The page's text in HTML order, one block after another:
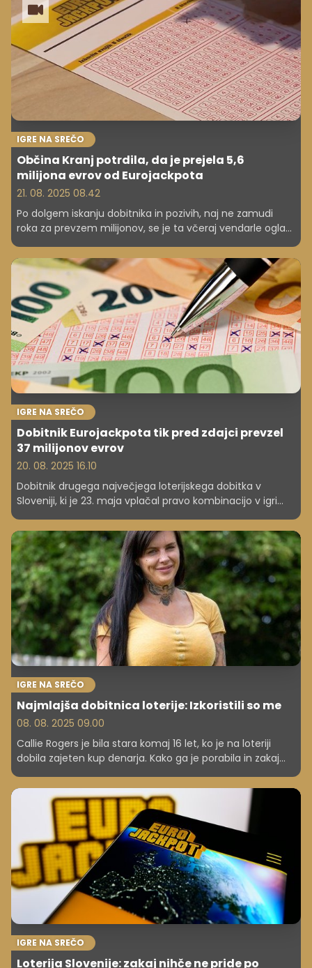
IGRE NA SREČO
Občina Kranj potrdila, da je prejela 5,6
milijona evrov od Eurojackpota
21. 08. 2025 08.42
Po dolgem iskanju dobitnika in pozivih, naj ne zamudi
roka za prevzem milijonov, se je ta včeraj vendarle oglasil
in sedaj je jasno, da ima stalno prebivališče v Kranju.
IGRE NA SREČO
Dobitnik Eurojackpota tik pred zdajci prevzel
37 milijonov evrov
20. 08. 2025 16.10
Dobitnik drugega največjega loterijskega dobitka v
Sloveniji, ki je 23. maja vplačal pravo kombinacijo v igri
Eurojackpot, je tik pred iztekom 90-dnevnega roka
prevzel 37,3 milijona evrov. Po plačilu davka je bogatejši
za 31,7 milijona evrov, občina njegovega stalnega
prebivališča pa za 5,6 milijona evrov, so sporočili iz
Loterije Slovenije.
IGRE NA SREČO
Najmlajša dobitnica loterije: Izkoristili so me
08. 08. 2025 09.00
Callie Rogers je bila stara komaj 16 let, ko je na loteriji
dobila zajeten kup denarja. Kako ga je porabila in zakaj
pravi, da ji denar ni bil nikoli pomemben, preverite v
članku.
IGRE NA SREČO
Loterija Slovenije: zakaj nihče ne pride po